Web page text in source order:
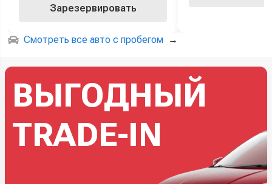
Зарезервировать
Смотреть все авто с пробегом →
ВЫГОДНЫЙ
TRADE-IN